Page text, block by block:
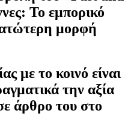
Το εμπορικό
μορφή
με το κοινό είναι
την αξία
άρθρο του στο